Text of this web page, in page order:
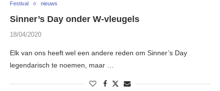
Festival nieuws
Sinner’s Day onder W-vleugels
18/04/2020
Elk van ons heeft wel een andere reden om Sinner’s Day
legendarisch te noemen, maar …